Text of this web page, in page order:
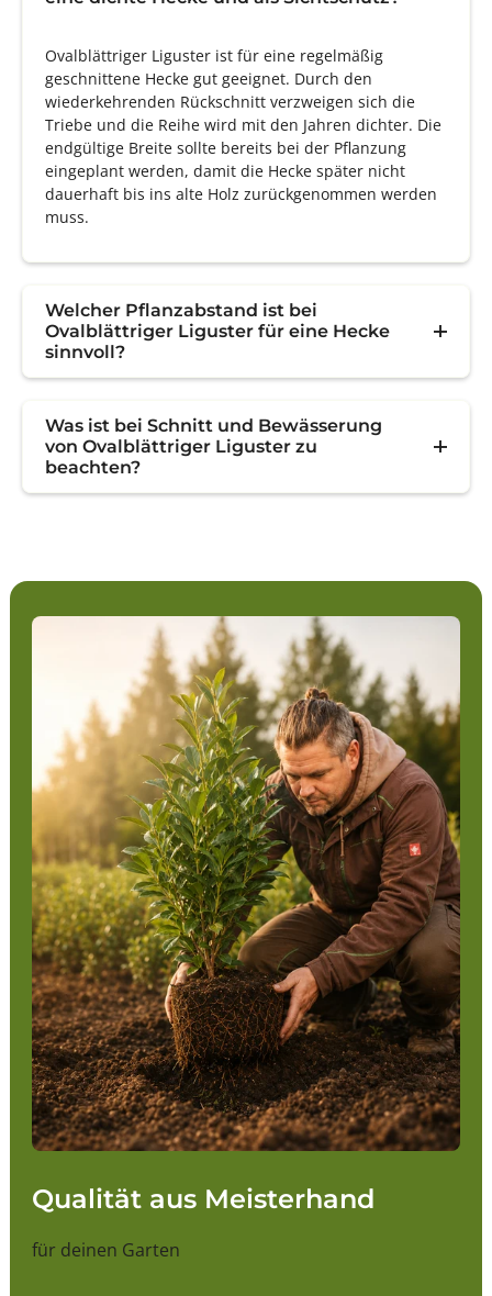
Ovalblättriger Liguster ist für eine regelmäßig
geschnittene Hecke gut geeignet. Durch den
wiederkehrenden Rückschnitt verzweigen sich die
Triebe und die Reihe wird mit den Jahren dichter. Die
endgültige Breite sollte bereits bei der Pflanzung
eingeplant werden, damit die Hecke später nicht
dauerhaft bis ins alte Holz zurückgenommen werden
muss.
Welcher Pflanzabstand ist bei
Ovalblättriger Liguster für eine Hecke
sinnvoll?
Was ist bei Schnitt und Bewässerung
von Ovalblättriger Liguster zu
beachten?
Qualität aus Meisterhand
für deinen Garten